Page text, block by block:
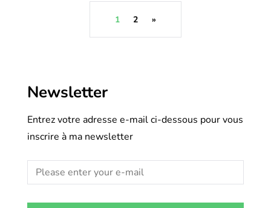
1 2 »
Newsletter
Entrez votre adresse e-mail ci-dessous pour vous
inscrire à ma newsletter